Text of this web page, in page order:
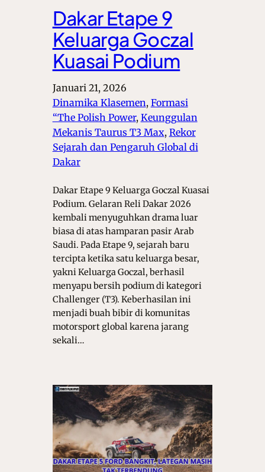
Dakar Etape 9
Keluarga Goczal
Kuasai Podium
Januari 21, 2026
Dinamika Klasemen, Formasi
“The Polish Power, Keunggulan
Mekanis Taurus T3 Max, Rekor
Sejarah dan Pengaruh Global di
Dakar
Dakar Etape 9 Keluarga Goczal Kuasai
Podium. Gelaran Reli Dakar 2026
kembali menyuguhkan drama luar
biasa di atas hamparan pasir Arab
Saudi. Pada Etape 9, sejarah baru
tercipta ketika satu keluarga besar,
yakni Keluarga Goczal, berhasil
menyapu bersih podium di kategori
Challenger (T3). Keberhasilan ini
menjadi buah bibir di komunitas
motorsport global karena jarang
sekali…